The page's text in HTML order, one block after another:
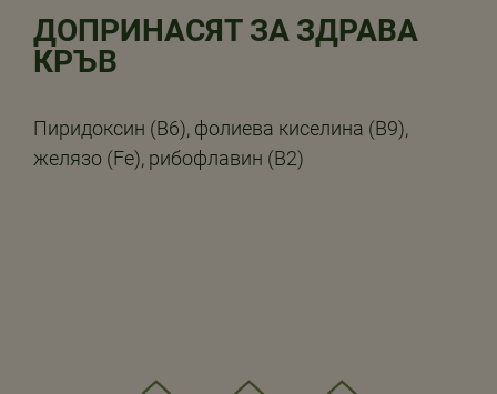
ДОПРИНАСЯТ ЗА ЗДРАВА
КРЪВ
Пиридоксин (B6), фолиева киселина (B9),
желязо (Fe), рибофлавин (B2)